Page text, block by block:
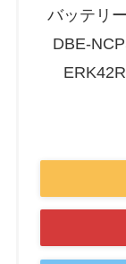
バッテリ
DBE-